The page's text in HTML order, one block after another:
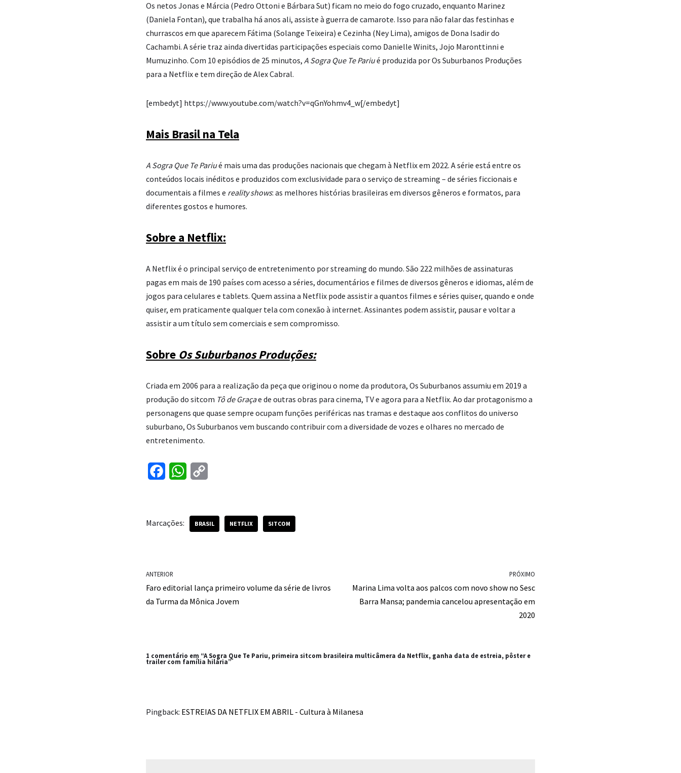
Os netos Jonas e Márcia (Pedro Ottoni e Bárbara Sut) ficam no meio do fogo cruzado, enquanto Marinez
(Daniela Fontan), que trabalha há anos ali, assiste à guerra de camarote. Isso para não falar das festinhas e
churrascos em que aparecem Fátima (Solange Teixeira) e Cezinha (Ney Lima), amigos de Dona Isadir do
Cachambi. A série traz ainda divertidas participações especiais como Danielle Winits, Jojo Maronttinni e
Mumuzinho. Com 10 episódios de 25 minutos, A Sogra Que Te Pariué produzida por Os Suburbanos Produções
para a Netflix e tem direção de Alex Cabral.
[embedyt] https://www.youtube.com/watch?v=qGnYohmv4_w[/embedyt]
Mais Brasil na Tela
A Sogra Que Te Pariué mais uma das produções nacionais que chegam à Netflix em 2022. A série está entre os
conteúdos locais inéditos e produzidos com exclusividade para o serviço de streaming – de séries ficcionais e
documentais a filmes e reality shows: as melhores histórias brasileiras em diversos gêneros e formatos, para
diferentes gostos e humores.
Sobre a Netflix:
A Netflix é o principal serviço de entretenimento por streaming do mundo. São 222 milhões de assinaturas
pagas em mais de 190 países com acesso a séries, documentários e filmes de diversos gêneros e idiomas, além de
jogos para celulares e tablets. Quem assina a Netflix pode assistir a quantos filmes e séries quiser, quando e onde
quiser, em praticamente qualquer tela com conexão à internet. Assinantes podem assistir, pausar e voltar a
assistir a um título sem comerciais e sem compromisso.
Sobre Os Suburbanos Produções:
Criada em 2006 para a realização da peça que originou o nome da produtora, Os Suburbanos assumiu em 2019 a
produção do sitcom Tô de Graçae de outras obras para cinema, TV e agora para a Netflix. Ao dar protagonismo a
personagens que quase sempre ocupam funções periféricas nas tramas e destaque aos conflitos do universo
suburbano, Os Suburbanos vem buscando contribuir com a diversidade de vozes e olhares no mercado de
entretenimento.
e
o
k
p
y
k
Marcações: BRASIL NETFLIX SITCOM
ANTERIOR
Faro editorial lança primeiro volume da série de livros
da Turma da Mônica Jovem
PRÓXIMO
Marina Lima volta aos palcos com novo show no Sesc
Barra Mansa; pandemia cancelou apresentação em
2020
1 comentário em “A Sogra Que Te Pariu, primeira sitcom brasileira multicâmera da Netflix, ganha data de estreia, pôster e
trailer com família hilária”
Pingback: ESTREIAS DA NETFLIX EM ABRIL - Cultura à Milanesa